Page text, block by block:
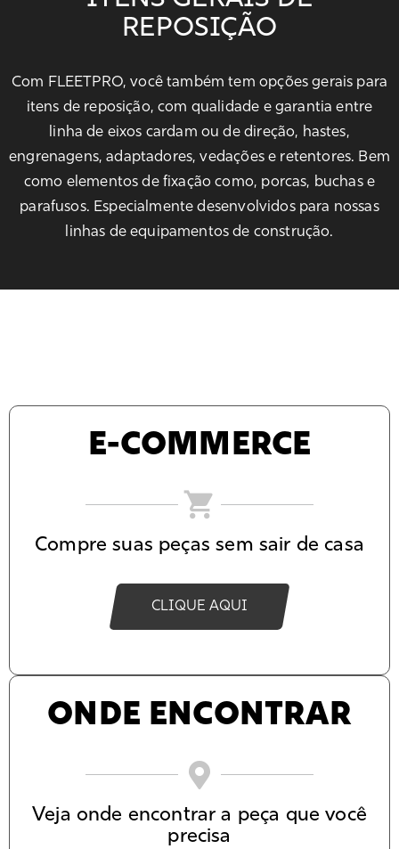
REPOSIÇÃO
Com FLEETPRO, você também tem opções gerais para
itens de reposição, com qualidade e garantia entre
linha de eixos cardam ou de direção, hastes,
engrenagens, adaptadores, vedações e retentores. Bem
como elementos de fixação como, porcas, buchas e
parafusos. Especialmente desenvolvidos para nossas
linhas de equipamentos de construção.
E-COMMERCE
Compre suas peças sem sair de casa
CLIQUE AQUI
ONDE ENCONTRAR
Veja onde encontrar a peça que você
precisa